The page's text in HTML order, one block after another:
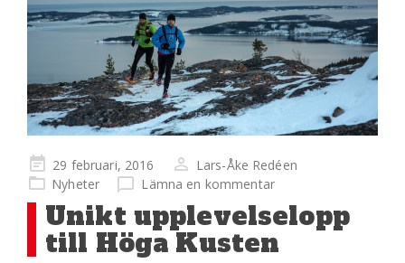
Publicerad
på
29 februari, 2016
Lars-Åke Redéen
Nyheter
Lämna en kommentar
Unikt upplevelselopp
till Höga Kusten